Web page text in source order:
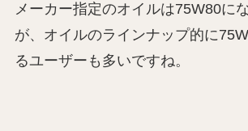
メーカー指定のオイルは75W80に
が、オイルのラインナップ的に
るユーザーも多いですね。